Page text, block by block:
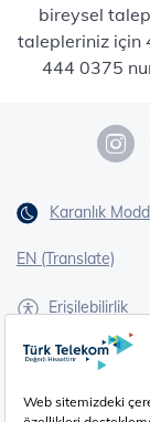
bireysel
talepleriniz için
444 0375
Karanlık
EN (Translate)
Erişilebilirlik
İşaret Dili